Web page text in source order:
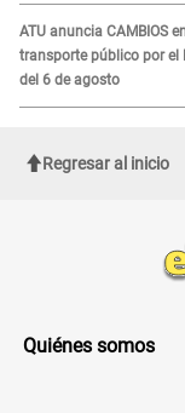
ATU anuncia CAMBIOS
transporte público por el
del 6 de agosto
Regresar al inicio
Quiénes somos